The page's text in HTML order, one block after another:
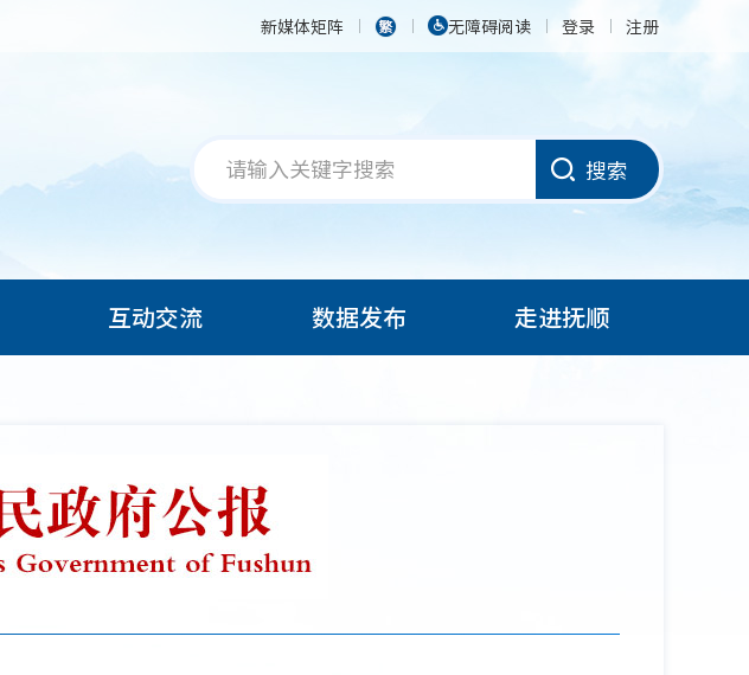
新媒体矩阵 无障碍阅读 登录 注册
搜索
互动交流 数据发布 走进抚顺